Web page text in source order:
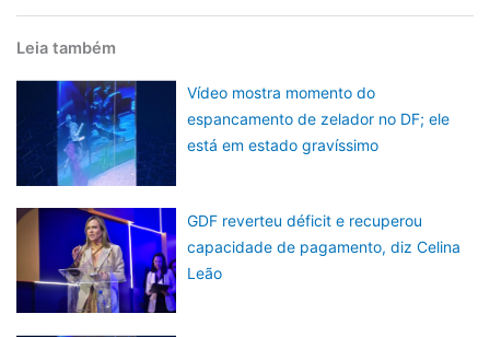
Leia também
Vídeo mostra momento do
espancamento de zelador no DF; ele
está em estado gravíssimo
GDF reverteu déficit e recuperou
capacidade de pagamento, diz Celina
Leão